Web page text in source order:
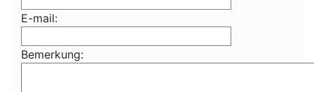
E-mail:
Bemerkung: